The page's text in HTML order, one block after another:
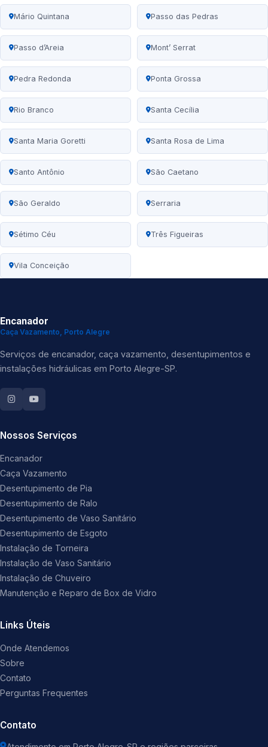
Mário Quintana Passo das Pedras
Passo d’Areia Mont’ Serrat
Pedra Redonda Ponta Grossa
Rio Branco Santa Cecília
Santa Maria Goretti Santa Rosa de Lima
Santo Antônio São Caetano
São Geraldo Serraria
Sétimo Céu Três Figueiras
Vila Conceição
Encanador
Caça Vazamento, Porto Alegre
Serviços de encanador, caça vazamento, desentupimentos e
instalações hidráulicas em Porto Alegre-SP.
Nossos Serviços
Encanador
Caça Vazamento
Desentupimento de Pia
Desentupimento de Ralo
Desentupimento de Vaso Sanitário
Desentupimento de Esgoto
Instalação de Torneira
Instalação de Vaso Sanitário
Instalação de Chuveiro
Manutenção e Reparo de Box de Vidro
Links Úteis
Onde Atendemos
Sobre
Contato
Perguntas Frequentes
Contato